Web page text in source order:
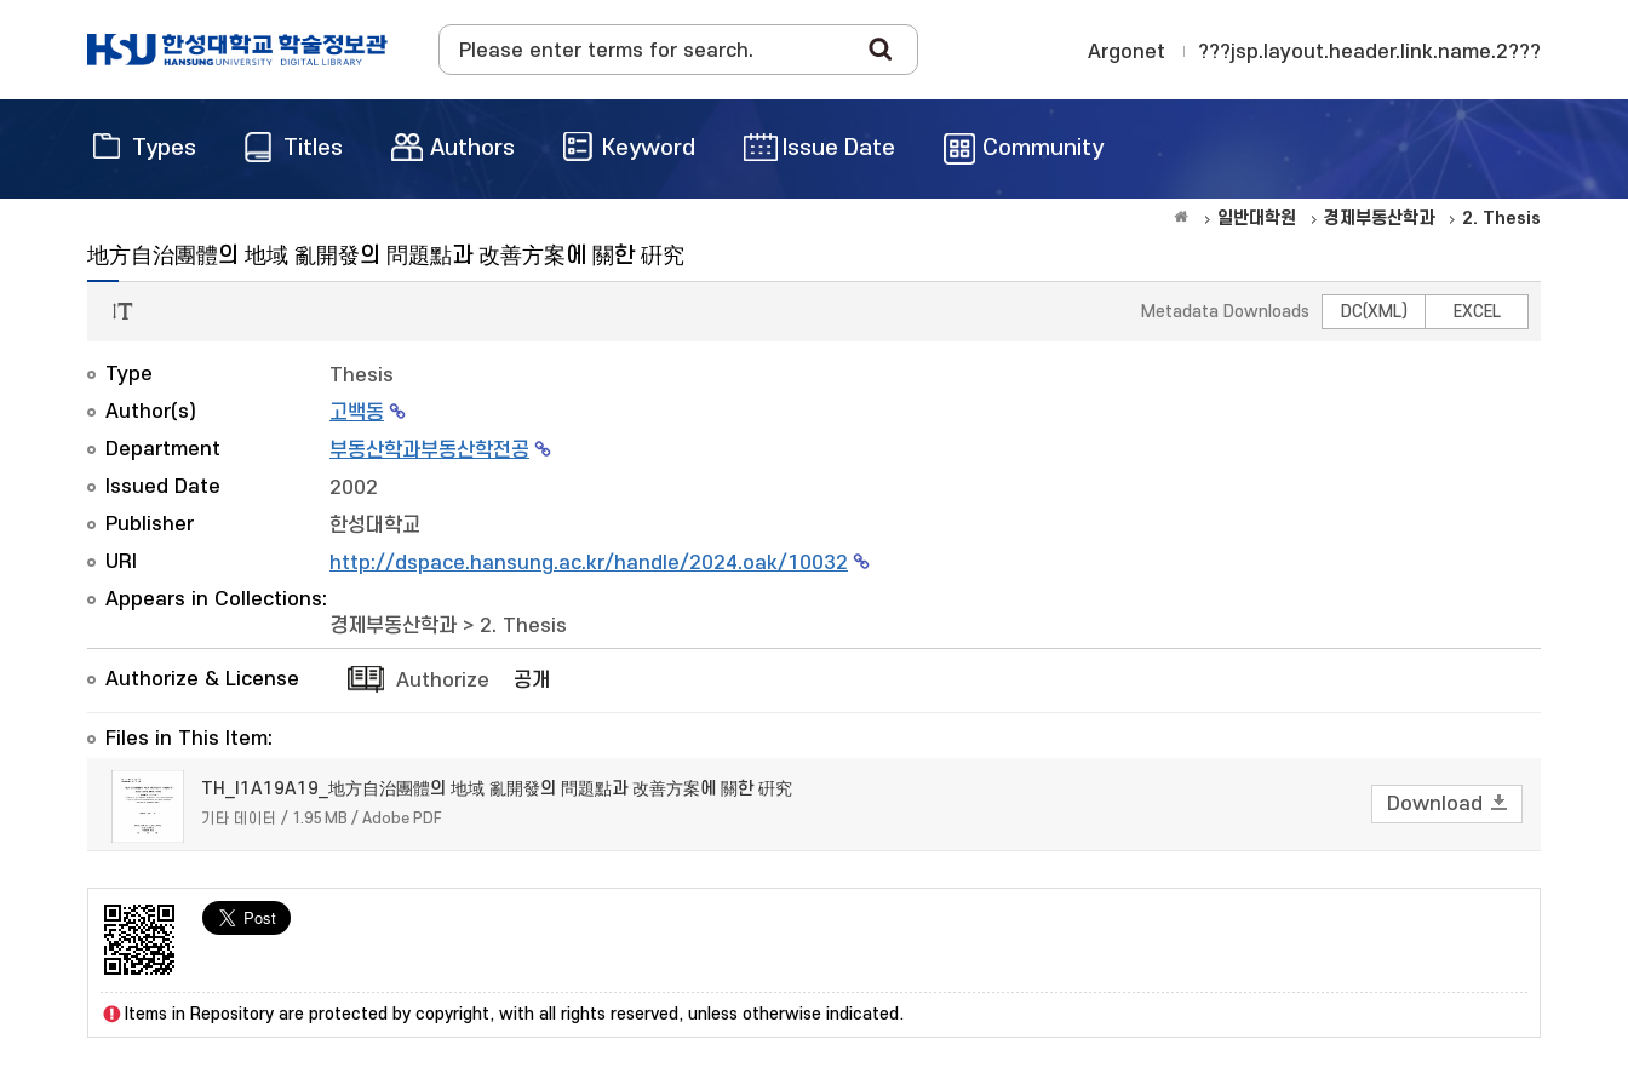
Argonet ???jsp.layout.header.link.name.2???
Types Titles Authors Keyword Issue Date Community
일반대학원 경제부동산학과 2. Thesis
地方自治團體의 地域 亂開發의 問題點과 改善方案에 關한 硏究
Metadata Downloads DC(XML) EXCEL
Type
Thesis
Author(s)
고백동
Department
부동산학과부동산학전공
Issued Date
2002
Publisher
한성대학교
URI
http://dspace.hansung.ac.kr/handle/2024.oak/10032
Appears in Collections:
경제부동산학과 > 2. Thesis
Authorize & License Authorize 공개
Files in This Item:
TH_I1A19A19_地方自治團體의 地域 亂開發의 問題點과 改善方案에 關한 硏究
기타 데이터 / 1.95 MB / Adobe PDF
Download
Items in Repository are protected by copyright, with all rights reserved, unless otherwise indicated.